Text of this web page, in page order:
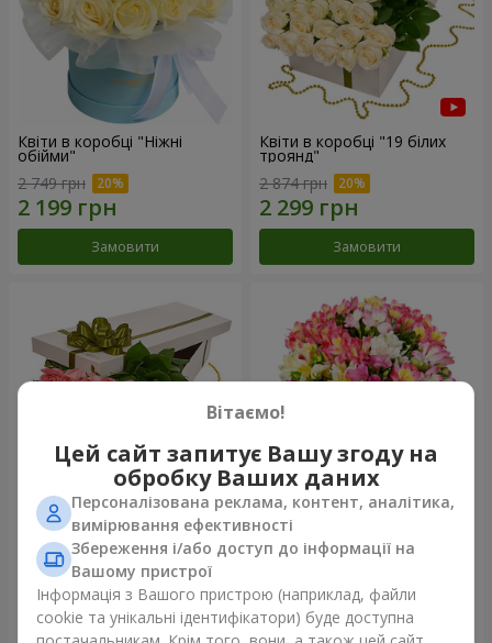
Квіти в коробці "Ніжні
обійми"
2 749 грн
Замовити
Квіти в коробці "19 білих
троянд"
2 874 грн
Замовити
Квіти в коробці "15 рожевих
троянд"
2 705 грн
Замовити
Букет "Казка для двох!"
Замовити
Вітаємо!
Цей сайт запитує Вашу згоду на
обробку Ваших даних
Персоналізована реклама, контент, аналітика,
вимірювання ефективності
Збереження і/або доступ до інформації на
Вашому пристрої
Інформація з Вашого пристрою (наприклад, файли
cookie та унікальні ідентифікатори) буде доступна